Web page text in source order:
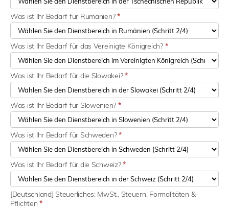
Was ist Ihr Bedarf für Rumänien?*
Was ist Ihr Bedarf für das Vereinigte Königreich? *
Was ist Ihr Bedarf für die Slowakei?*
Was ist Ihr Bedarf für Slowenien? *
Was ist Ihr Bedarf für Schweden?*
Was ist Ihr Bedarf für die Schweiz?*
[Deutschland] Steuerliches: MwSt., Steuern, Formalitäten &
Pflichten*